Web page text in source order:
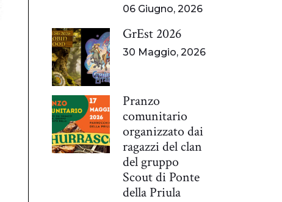
06 Giugno, 2026
GrEst 2026
30 Maggio, 2026
Pranzo
comunitario
organizzato dai
ragazzi del clan
del gruppo
Scout di Ponte
della Priula